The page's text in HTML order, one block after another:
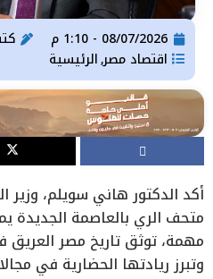
08/07/2026 - 1:10 م
اقتصاد مصر, الرئيسية
أكد الدكتور هاني سويلم، وزير
متحف الري بالعاصمة الجديدة
مهمة، توثق تاريخ مصر العريق
وتبرز ريادتها الحضارية في